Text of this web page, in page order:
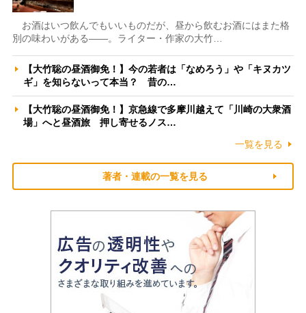
お酒はいつ飲んでもいいものだが、昼から飲むお酒にはまた格
別の味わいがある――。ライター・作家の大竹…
【大竹聡の昼酒御免！】今の若者は「なめろう」や「キヌカツ
ギ」を知らないって本当？ 昔の…
【大竹聡の昼酒御免！】京急線で多摩川越えて「川崎の大衆酒
場」へと昼酒旅 押し寄せるノス…
一覧を見る
著者・連載の一覧を見る